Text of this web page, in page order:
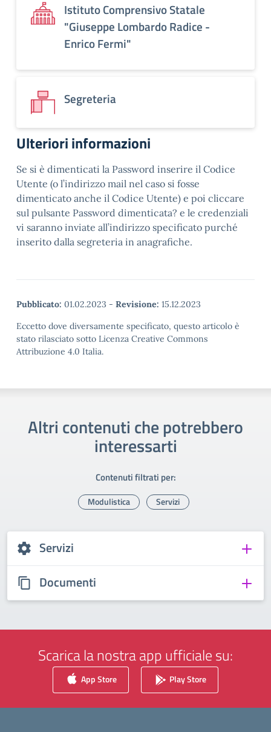
Istituto Comprensivo Statale
"Giuseppe Lombardo Radice -
Enrico Fermi"
Segreteria
Ulteriori informazioni
Se si è dimenticati la Password inserire il Codice
Utente (o l’indirizzo mail nel caso si fosse
dimenticato anche il Codice Utente) e poi cliccare
sul pulsante Password dimenticata? e le credenziali
vi saranno inviate all’indirizzo specificato purché
inserito dalla segreteria in anagrafiche.
Pubblicato: 01.02.2023 - Revisione: 15.12.2023
Eccetto dove diversamente specificato, questo articolo è
stato rilasciato sotto Licenza Creative Commons
Attribuzione 4.0 Italia.
Altri contenuti che potrebbero
interessarti
Contenuti filtrati per:
Modulistica Servizi
Servizi
Documenti
Scarica la nostra app ufficiale su:
App Store Play Store